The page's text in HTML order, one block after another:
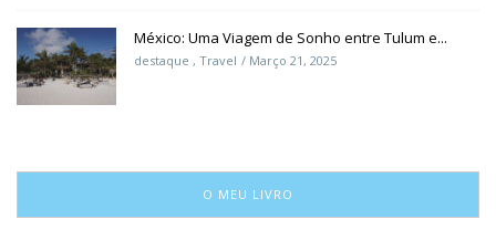
México: Uma Viagem de Sonho entre Tulum e...
destaque , Travel Março 21, 2025
O MEU LIVRO